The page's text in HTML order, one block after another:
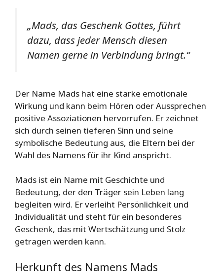
„Mads, das Geschenk Gottes, führt
dazu, dass jeder Mensch diesen
Namen gerne in Verbindung bringt.“
Der Name Mads hat eine starke emotionale
Wirkung und kann beim Hören oder Aussprechen
positive Assoziationen hervorrufen. Er zeichnet
sich durch seinen tieferen Sinn und seine
symbolische Bedeutung aus, die Eltern bei der
Wahl des Namens für ihr Kind anspricht.
Mads ist ein Name mit Geschichte und
Bedeutung, der den Träger sein Leben lang
begleiten wird. Er verleiht Persönlichkeit und
Individualität und steht für ein besonderes
Geschenk, das mit Wertschätzung und Stolz
getragen werden kann.
Herkunft des Namens Mads